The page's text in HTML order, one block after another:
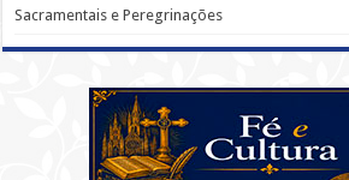
Sacramentais e Peregrinações